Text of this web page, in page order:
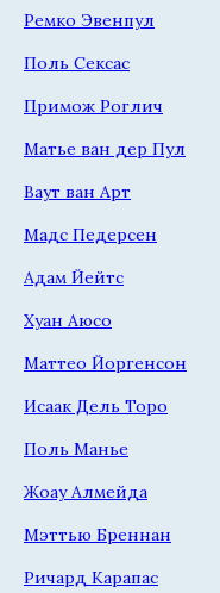
Ремко Эвенпул
Поль Сексас
Примож Роглич
Матье ван дер Пул
Ваут ван Арт
Мадс Педерсен
Адам Йейтс
Хуан Аюсо
Маттео Йоргенсон
Исаак Дель Торо
Поль Манье
Жоау Алмейда
Мэттью Бреннан
Ричард Карапас